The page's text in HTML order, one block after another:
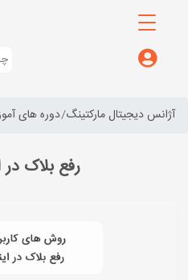
آژانس دیجیتال مارکتینگ دوره های
رفع بلاک در